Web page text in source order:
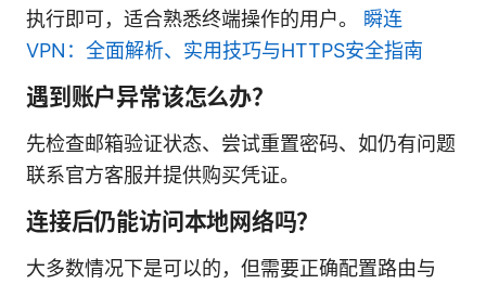
执行即可，适合熟悉终端操作的用户。 瞬连
VPN：全面解析、实用技巧与HTTPS安全指南
遇到账户异常该怎么办？
先检查邮箱验证状态、尝试重置密码、如仍有问题
联系官方客服并提供购买凭证。
连接后仍能访问本地网络吗？
大多数情况下是可以的，但需要正确配置路由与